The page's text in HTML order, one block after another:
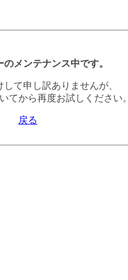
メンテナンス中です。
して申し訳ありませんが、
てから再度お試しください。
戻る